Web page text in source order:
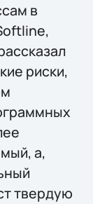
в
риски,
а,
твердую